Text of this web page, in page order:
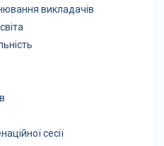
викладачів
сесії